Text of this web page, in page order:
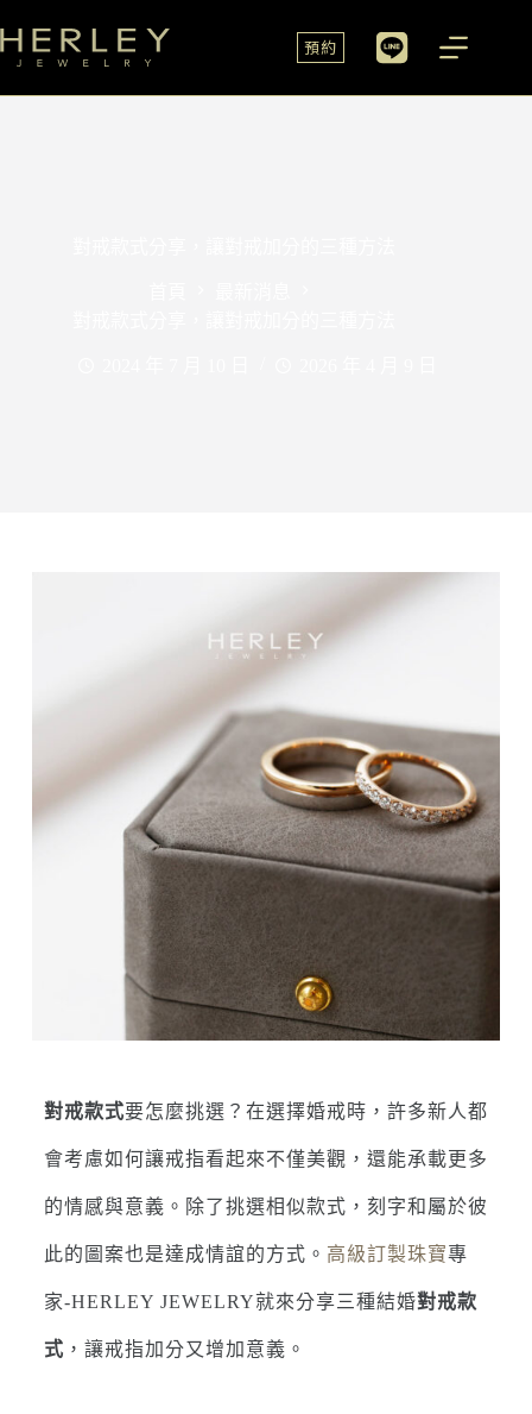
預約
對戒款式要怎麼挑選？在選擇婚戒時，許多新人都
會考慮如何讓戒指看起來不僅美觀，還能承載更多
的情感與意義。除了挑選相似款式，刻字和屬於彼
此的圖案也是達成情誼的方式。 高級訂製珠寶專
家-HERLEY JEWELRY就來分享三種結婚對戒款
式 ，讓戒指加分又增加意義。